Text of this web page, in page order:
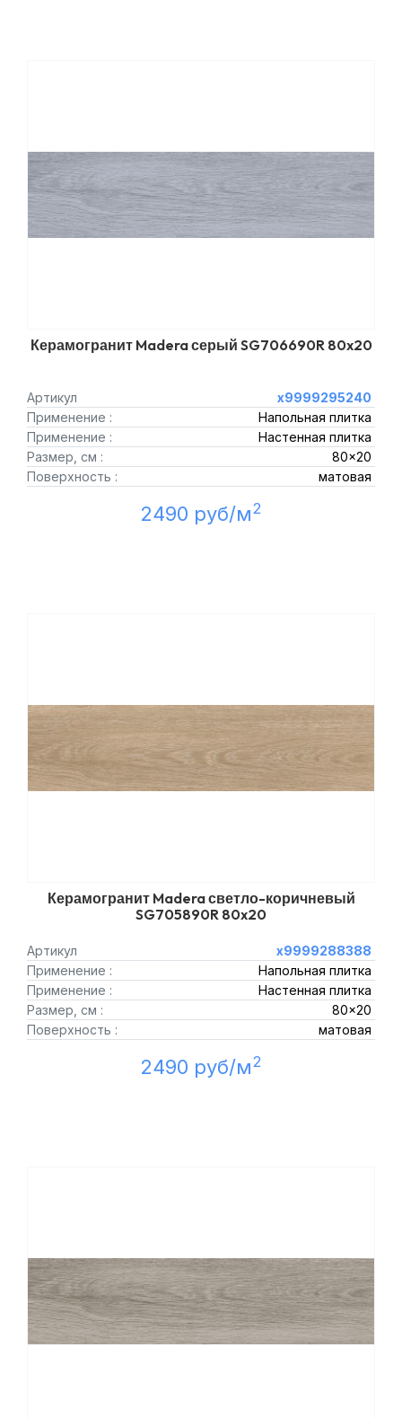
Керамогранит Madera серый SG706690R 80x20
Артикул
х9999295240
Применение :
Напольная плитка
Применение :
Настенная плитка
Размер, см :
80x20
Поверхность :
матовая
2490 руб/м2
Керамогранит Madera светло-коричневый
SG705890R 80x20
Артикул
х9999288388
Применение :
Напольная плитка
Применение :
Настенная плитка
Размер, см :
80x20
Поверхность :
матовая
2490 руб/м2